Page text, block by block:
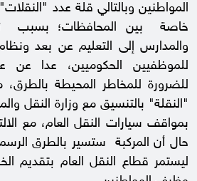
المواطنين وبالتالي قلة عدد
خاصة بين المحافظات؛ بسبب
والمدارس إلى التعليم عن بعد
للموظفيين الحكوميين، عدا عن
للضرورة للمخاطر المحيطة
"النقلة" بالتنسيق مع وزارة النقل
بمواقف سيارات النقل العام، مع
حال أن المركبة ستسير بالطرق
ليستمر قطاع النقل العام بتقديم